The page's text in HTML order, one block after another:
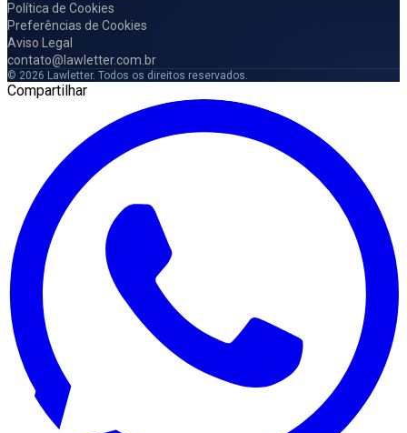
Política de Cookies
Preferências de Cookies
Aviso Legal
contato@lawletter.com.br
© 2026 Lawletter. Todos os direitos reservados.
Compartilhar